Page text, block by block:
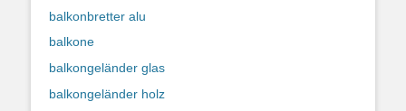
balkonbretter alu
balkone
balkongeländer glas
balkongeländer holz